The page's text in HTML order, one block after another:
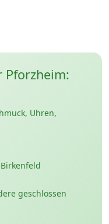
Pforzheim:
Uhren,
geschlossen